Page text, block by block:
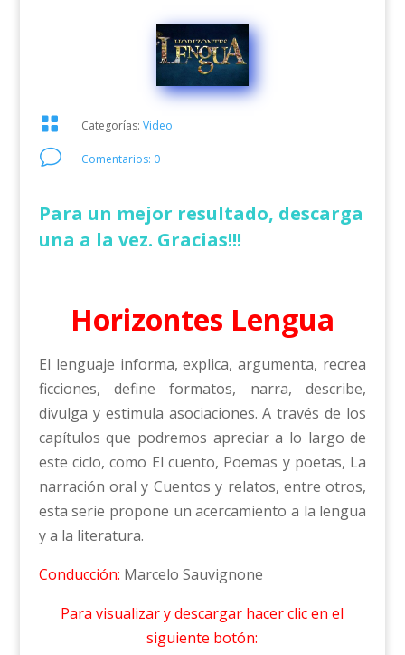
 Categorías: Video
v Comentarios: 0
Para un mejor resultado, descarga
una a la vez. Gracias!!!
Horizontes Lengua
El lenguaje informa, explica, argumenta, recrea
ficciones, define formatos, narra, describe,
divulga y estimula asociaciones. A través de los
capítulos que podremos apreciar a lo largo de
este ciclo, como El cuento, Poemas y poetas, La
narración oral y Cuentos y relatos, entre otros,
esta serie propone un acercamiento a la lengua
y a la literatura.
Conducción: Marcelo Sauvignone
Para visualizar y descargar hacer clic en el
siguiente botón: